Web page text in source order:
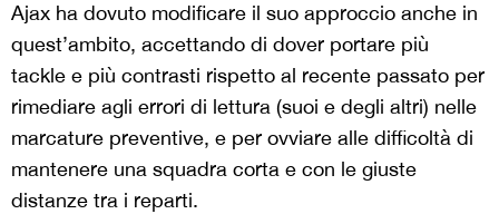
Ajax ha dovuto modificare il suo approccio anche in
quest’ambito, accettando di dover portare più
tackle e più contrasti rispetto al recente passato per
rimediare agli errori di lettura (suoi e degli altri) nelle
marcature preventive, e per ovviare alle difficoltà di
mantenere una squadra corta e con le giuste
distanze tra i reparti.